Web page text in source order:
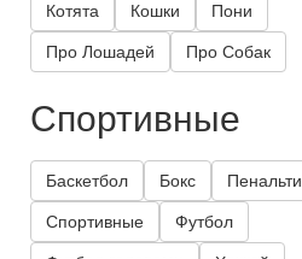
Котята Кошки Пони
Про Лошадей Про Собак
Спортивные
Баскетбол Бокс Пенальти
Спортивные Футбол